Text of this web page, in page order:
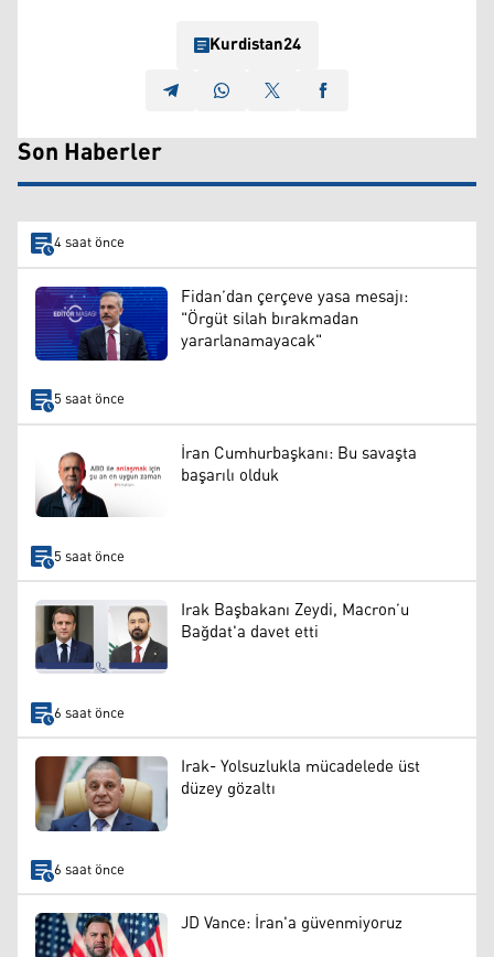
Kurdistan24
Son Haberler
4 saat önce
Fidan’dan çerçeve yasa mesajı:
"Örgüt silah bırakmadan
yararlanamayacak"
5 saat önce
İran Cumhurbaşkanı: Bu savaşta
başarılı olduk
5 saat önce
Irak Başbakanı Zeydi, Macron’u
Bağdat'a davet etti
6 saat önce
Irak- Yolsuzlukla mücadelede üst
düzey gözaltı
6 saat önce
JD Vance: İran'a güvenmiyoruz